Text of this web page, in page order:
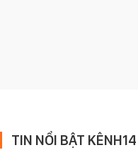
TIN NỔI BẬT KÊNH14